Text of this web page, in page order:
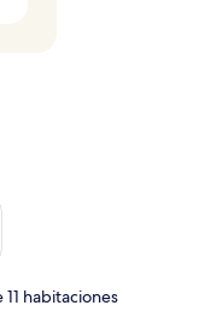
fin de semana ago
11 habitaciones